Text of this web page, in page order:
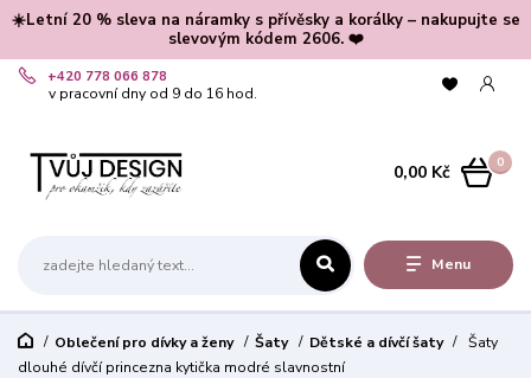
☀️Letní 20 % sleva na náramky s přívěsky a korálky – nakupujte se
slevovým kódem 2606. ❤️
Menu
+420 778 066 878
v pracovní dny od 9 do 16 hod.
0
0,00 Kč
Oblečení pro dívky a ženy Šaty Dětské a dívčí šaty
Šaty
dlouhé dívčí princezna kytička modré slavnostní